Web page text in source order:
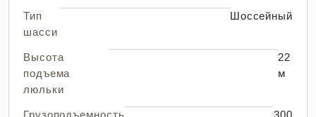
Тип
шасси
Шоссейный
Высота
подъема
люльки
22
м
Грузоподъемность
300